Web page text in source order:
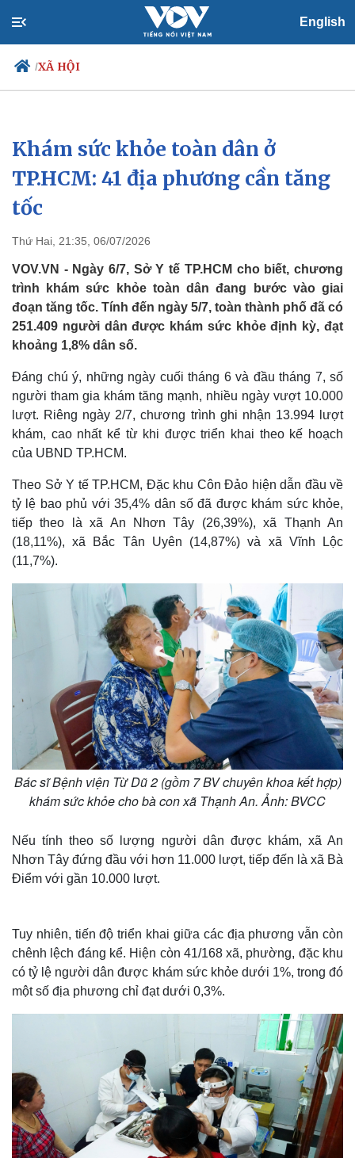
English
/XÃ HỘI
Chính trị
Đảng
Tổ chức nhân sự
Quốc hội
Xã hội
Tin 24h
Dự báo thời tiết
Khám sức khỏe toàn dân ở
TP.HCM: 41 địa phương cần tăng
tốc
Thứ Hai, 21:35, 06/07/2026
VOV.VN - Ngày 6/7, Sở Y tế TP.HCM cho biết, chương
trình khám sức khỏe toàn dân đang bước vào giai
đoạn tăng tốc. Tính đến ngày 5/7, toàn thành phố đã có
251.409 người dân được khám sức khỏe định kỳ, đạt
khoảng 1,8% dân số.
Đáng chú ý, những ngày cuối tháng 6 và đầu tháng 7, số
người tham gia khám tăng mạnh, nhiều ngày vượt 10.000
lượt. Riêng ngày 2/7, chương trình ghi nhận 13.994 lượt
khám, cao nhất kể từ khi được triển khai theo kế hoạch
của UBND TP.HCM.
Theo Sở Y tế TP.HCM, Đặc khu Côn Đảo hiện dẫn đầu về
tỷ lệ bao phủ với 35,4% dân số đã được khám sức khỏe,
tiếp theo là xã An Nhơn Tây (26,39%), xã Thạnh An
(18,11%), xã Bắc Tân Uyên (14,87%) và xã Vĩnh Lộc
(11,7%).
Bác sĩ Bệnh viện Từ Dũ 2 (gồm 7 BV chuyên khoa kết hợp)
khám sức khỏe cho bà con xã Thạnh An. Ảnh: BVCC
Nếu tính theo số lượng người dân được khám, xã An
Nhơn Tây đứng đầu với hơn 11.000 lượt, tiếp đến là xã Bà
Điểm với gần 10.000 lượt.
Tuy nhiên, tiến độ triển khai giữa các địa phương vẫn còn
chênh lệch đáng kể. Hiện còn 41/168 xã, phường, đặc khu
có tỷ lệ người dân được khám sức khỏe dưới 1%, trong đó
một số địa phương chỉ đạt dưới 0,3%.